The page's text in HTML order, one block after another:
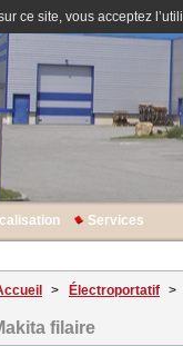
ce site, vous acceptez
Services
> Électroportatif >
filaire